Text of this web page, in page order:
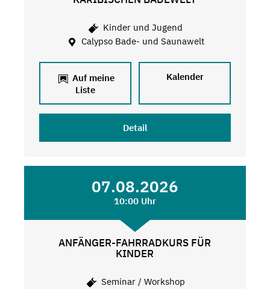
Kinder und Jugend
Calypso Bade- und Saunawelt
Auf meine
Liste
Kalender
Detail
07.08.2026
10:00 Uhr
ANFÄNGER-FAHRRADKURS FÜR
KINDER
Seminar / Workshop